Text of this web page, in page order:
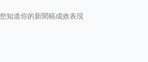
知道你的新聞稿成效表現